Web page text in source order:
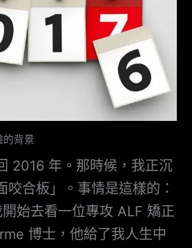
的背景
2016 年。那時候，我正沉
咬合板」。事情是這樣的：
始去看一位專攻 ALF 矯正
博士，他給了我人生中